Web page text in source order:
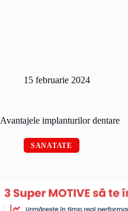
15 februarie 2024
Avantajele implanturilor dentare
SANATATE